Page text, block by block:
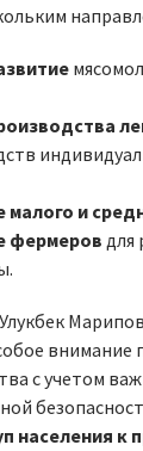
и
фермеров для
внимание
с учетом
населения к